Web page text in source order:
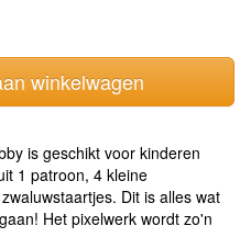
winkelwagen
is geschikt voor kinderen
1 patroon, 4 kleine
Dit is alles wat
Het pixelwerk wordt zo'n